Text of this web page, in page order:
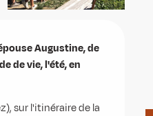
Augustine, de
de vie, l'été, en
sur l'itinéraire de la